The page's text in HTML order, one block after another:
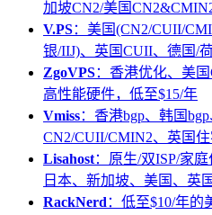
加坡CN2/美国
V.PS：美国(CN2/CUII/
银/IIJ)、英国CUII、德国/
ZgoVPS：香港优化、美
高性能硬件，低至$15/年
Vmiss：香港bgp、韩国
CN2/CUII/CMIN2、英国
Lisahost：原生/双ISP/家
日本、新加坡、美国、英国
RackNerd ：低至$10/年的